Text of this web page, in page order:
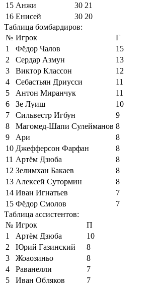
15 Анжи 30 21
16 Енисей 30 20
Таблица бомбардиров:
№ Игрок
Г
1
Фёдор Чалов
15
2
Сердар Азмун
13
3
Виктор Классон
12
4
Себастьян Дриусси
11
5
Антон Миранчук
11
6
Зе Луиш
10
7
Сильвестр Игбун
9
8
Магомед-Шапи Сулейманов 8
9
Ари
8
10 Джефферсон Фарфан
8
11 Артём Дзюба
8
12 Зелимхан Бакаев
8
13 Алексей Сутормин
8
14 Иван Игнатьев
7
15 Фёдор Смолов
7
Таблица ассистентов:
№ Игрок
П
1
Артём Дзюба
10
2
Юрий Газинский
8
3
Жоаозиньо
8
4
Раванелли
7
5
Иван Обляков
7